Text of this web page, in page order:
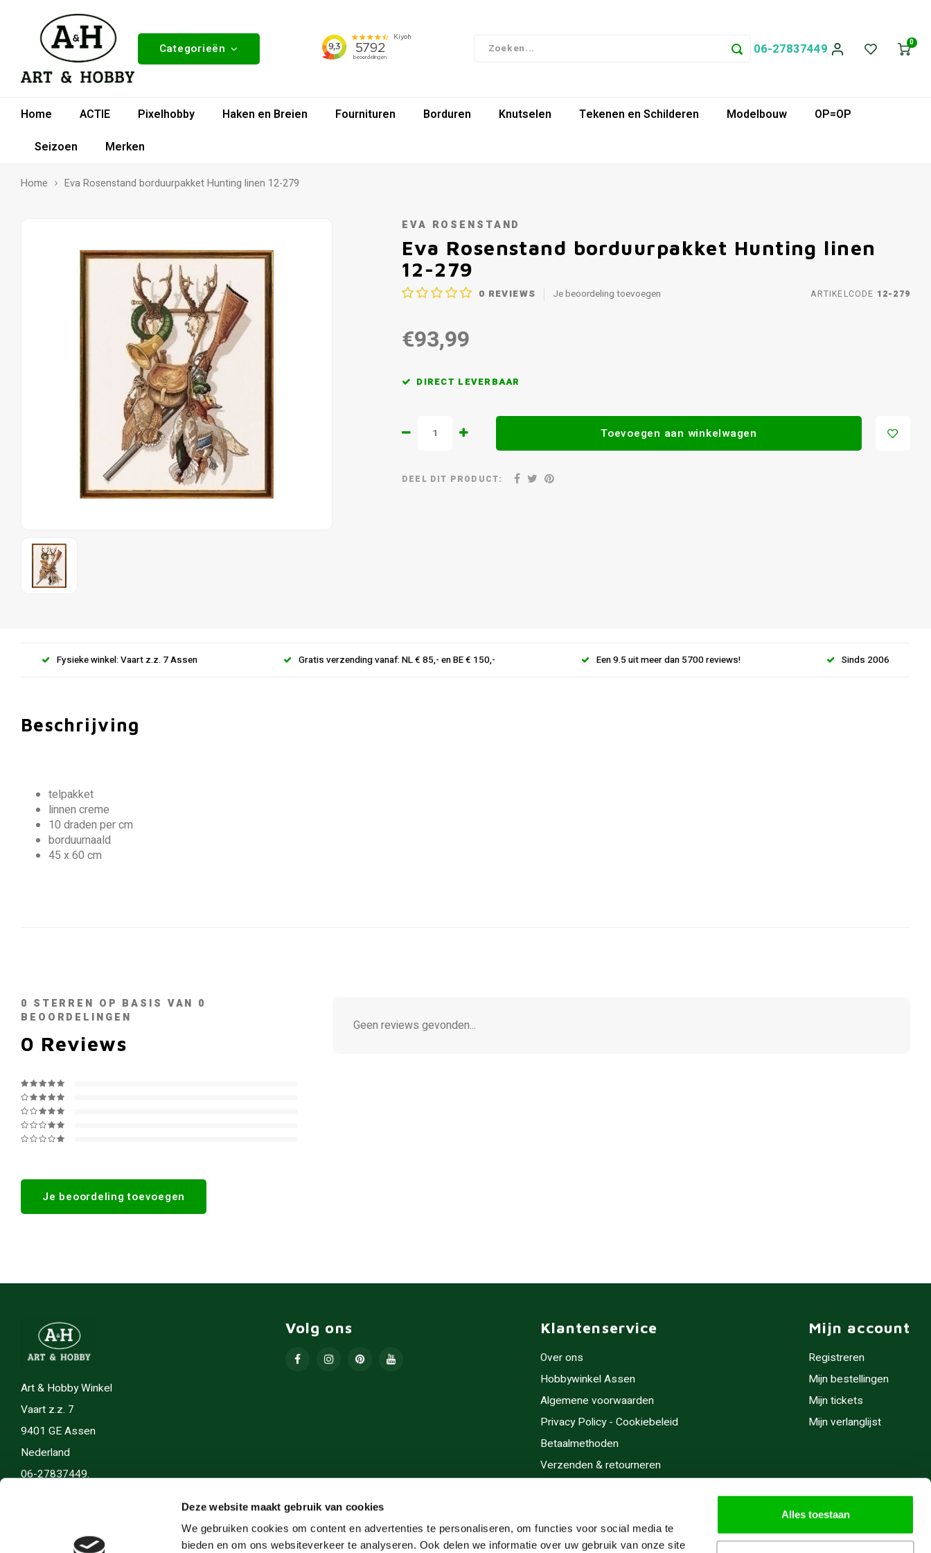
Deze website maakt gebruik van cookies
We gebruiken cookies om content en advertenties te personaliseren, om functies voor social media te
bieden en om ons websiteverkeer te analyseren. Ook delen we informatie over uw gebruik van onze site
Alles toestaan
Categorieën 06-27837449 0
Home ACTIE Pixelhobby Haken en Breien Fournituren Borduren Knutselen Tekenen en Schilderen Modelbouw
OP=OP
Seizoen
Merken
Home Eva Rosenstand borduurpakket Hunting linen 12-279
EVA ROSENSTAND
Eva Rosenstand borduurpakket Hunting linen
12-279
0 REVIEWS Je beoordeling toevoegen ARTIKELCODE 12-279
€93,99
DIRECT LEVERBAAR
Toevoegen aan winkelwagen
DEEL DIT PRODUCT:
Fysieke winkel: Vaart z.z. 7 Assen Gratis verzending vanaf: NL € 85,- en BE € 150,- Een 9.5 uit meer dan 5700 reviews! Sinds 2006
Beschrijving
telpakket
linnen creme
10 draden per cm
borduurnaald
45 x 60 cm
0 STERREN OP BASIS VAN 0
BEOORDELINGEN
0 Reviews
Je beoordeling toevoegen
Geen reviews gevonden...
Art & Hobby Winkel
Vaart z.z. 7
9401 GE Assen
Nederland
06-27837449.
Volg ons Klantenservice
Over ons
Hobbywinkel Assen
Algemene voorwaarden
Privacy Policy - Cookiebeleid
Betaalmethoden
Verzenden & retourneren
Cadeaubonnen
Mijn account
Registreren
Mijn bestellingen
Mijn tickets
Mijn verlanglijst